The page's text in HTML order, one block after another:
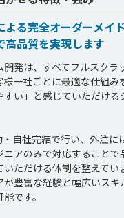
よる完全オーダーメイ
高品質を実現します
発は、すべてフルスクラ
様一社ごとに最適な仕組
い」と感じていただける
自社完結で行い、外注に
ニアのみで対応することで
いただける体制を整えてい
が豊富な経験と幅広いスキ
です。